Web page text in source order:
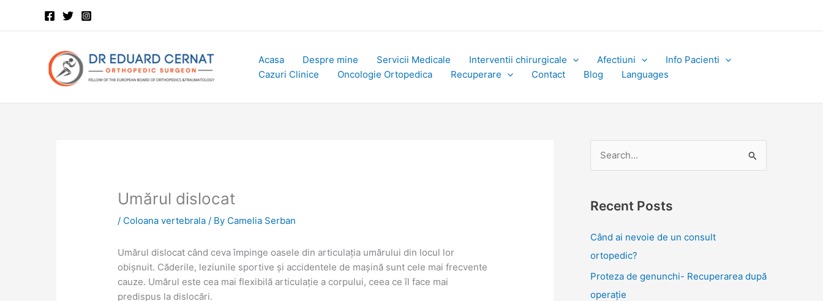
Acasa Despre mine Servicii Medicale Interventii chirurgicale Afectiuni
Info Pacienti
Cazuri Clinice
Oncologie Ortopedica Recuperare Contact Blog Languages
Umărul dislocat
/ Coloana vertebrala / By Camelia Serban
Umărul dislocat când ceva împinge oasele din articulația umărului din locul lor
obișnuit. Căderile, leziunile sportive și accidentele de mașină sunt cele mai frecvente
cauze. Umărul este cea mai flexibilă articulație a corpului, ceea ce îl face mai
predispus la dislocări.
r
c
Recent Posts
Când ai nevoie de un consult
ortopedic?
Proteza de genunchi- Recuperarea după
operație